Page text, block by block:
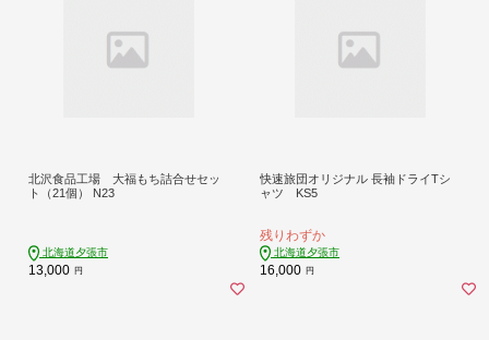
北沢食品工場 大福もち詰合せセッ
ト（21個） N23
北海道夕張市
13,000 円
快速旅団オリジナル 長袖ドライTシ
ャツ KS5
残りわずか
北海道夕張市
16,000 円